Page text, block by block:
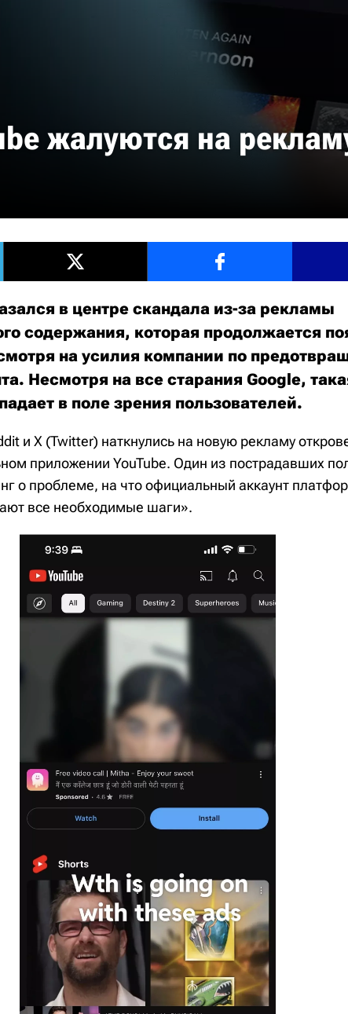
жалуются на
в центре скандала из-за рекламы
содержания, которая продолжается
на усилия компании по
Несмотря на все старания Google,
в поле зрения пользователей.
и X (Twitter) наткнулись на новую рекламу
приложении YouTube. Один из пострадавших
о проблеме, на что официальный аккаунт
все необходимые шаги».